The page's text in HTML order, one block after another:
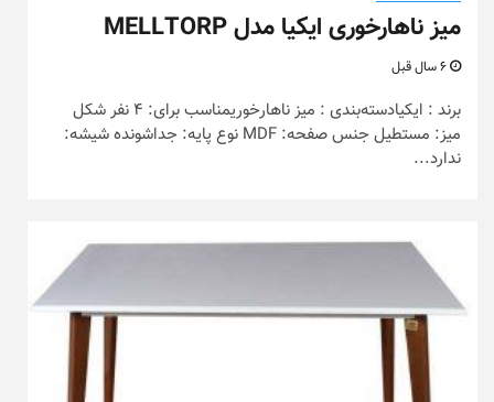
میز ناهارخوری ایکیا مدل MELLTORP
برند : ایکیادسته‌بندی : میز ناهارخوریمناسب برای: 4 نفر شکل
میز: مستطیل جنس صفحه: MDF نوع پایه: جداشونده شیشه:
ندارد...